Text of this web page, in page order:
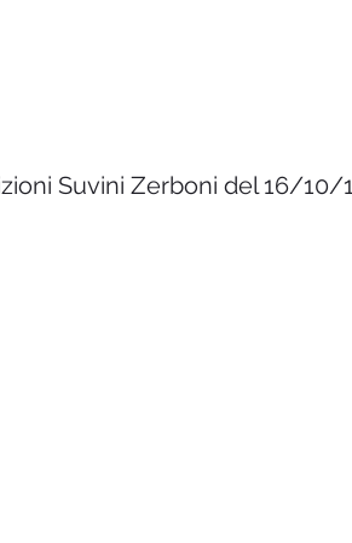
Suvini Zerboni del 16/10/